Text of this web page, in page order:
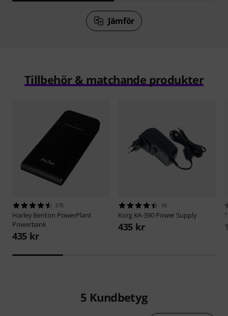
Jämför
Tillbehör & matchande produkter
375
Harley Benton PowerPlant
Powerbank
435 kr
16
Korg KA-390 Power Supply
435 kr
5 Kundbetyg